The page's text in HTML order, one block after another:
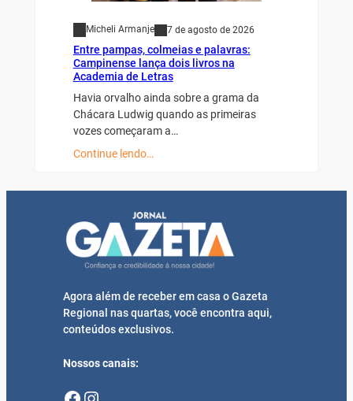
Micheli Armanje 7 de agosto de 2026
Entre pampas, colmeias e palavras:
Campinense lança dois livros na
Academia de Letras
Havia orvalho ainda sobre a grama da
Chácara Ludwig quando as primeiras
vozes começaram a…
Continue lendo…
Agora além de receber em casa o Gazeta
Regional nas quartas, você encontra aqui,
conteúdos exclusivos.
Nossos canais: